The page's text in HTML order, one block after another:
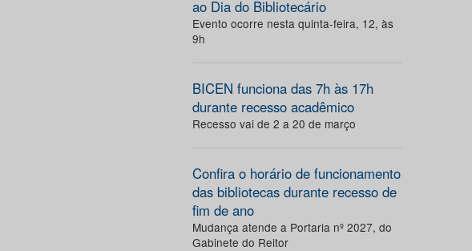
ao Dia do Bibliotecário
Evento ocorre nesta quinta-feira, 12, às
9h
BICEN funciona das 7h às 17h
durante recesso acadêmico
Recesso vai de 2 a 20 de março
Confira o horário de funcionamento
das bibliotecas durante recesso de
fim de ano
Mudança atende a Portaria nº 2027, do
Gabinete do Reitor